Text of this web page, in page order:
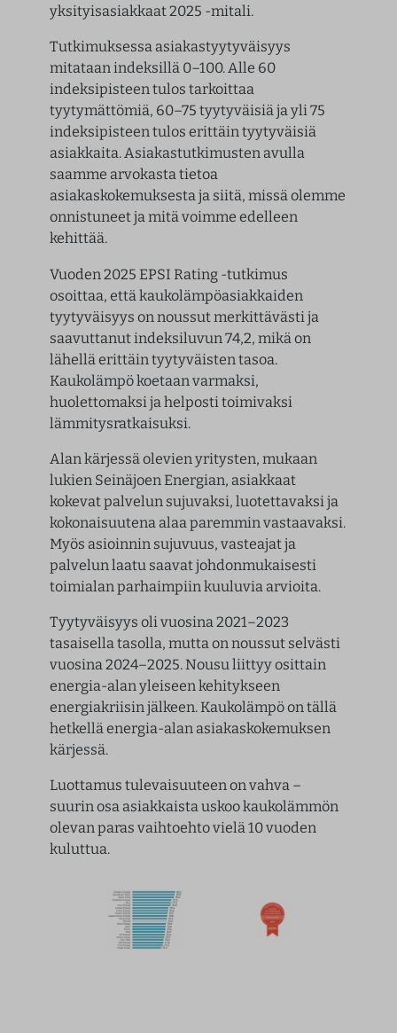
yksityisasiakkaat 2025 -mitali.
Tutkimuksessa asiakastyytyväisyys
mitataan indeksillä 0–100. Alle 60
indeksipisteen tulos tarkoittaa
tyytymättömiä, 60–75 tyytyväisiä ja yli 75
indeksipisteen tulos erittäin tyytyväisiä
asiakkaita. Asiakastutkimusten avulla
saamme arvokasta tietoa
asiakaskokemuksesta ja siitä, missä olemme
onnistuneet ja mitä voimme edelleen
kehittää.
Vuoden 2025 EPSI Rating -tutkimus
osoittaa, että kaukolämpöasiakkaiden
tyytyväisyys on noussut merkittävästi ja
saavuttanut indeksiluvun 74,2, mikä on
lähellä erittäin tyytyväisten tasoa.
Kaukolämpö koetaan varmaksi,
huolettomaksi ja helposti toimivaksi
lämmitysratkaisuksi.
Alan kärjessä olevien yritysten, mukaan
lukien Seinäjoen Energian, asiakkaat
kokevat palvelun sujuvaksi, luotettavaksi ja
kokonaisuutena alaa paremmin vastaavaksi.
Myös asioinnin sujuvuus, vasteajat ja
palvelun laatu saavat johdonmukaisesti
toimialan parhaimpiin kuuluvia arvioita.
Tyytyväisyys oli vuosina 2021–2023
tasaisella tasolla, mutta on noussut selvästi
vuosina 2024–2025. Nousu liittyy osittain
energia-alan yleiseen kehitykseen
energiakriisin jälkeen. Kaukolämpö on tällä
hetkellä energia-alan asiakaskokemuksen
kärjessä.
Luottamus tulevaisuuteen on vahva –
suurin osa asiakkaista uskoo kaukolämmön
olevan paras vaihtoehto vielä 10 vuoden
kuluttua.